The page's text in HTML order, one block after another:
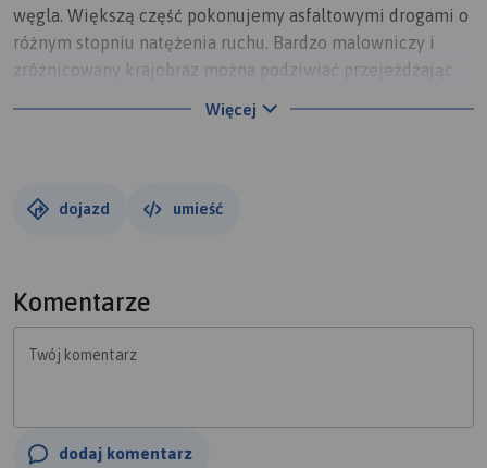
węgla. Większą część pokonujemy asfaltowymi drogami o
różnym stopniu natężenia ruchu. Bardzo malowniczy i
zróżnicowany krajobraz można podziwiać przejeżdżając
jego „Serca" jeziora Gopła. Jest ono największym jeziorem
Więcej
dojazd umieść
Komentarze
Twój komentarz
dodaj komentarz